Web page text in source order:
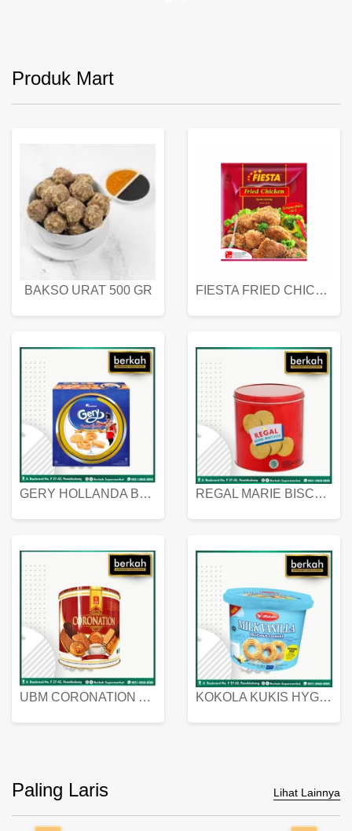
Produk Mart
BAKSO URAT 500 GR FIESTA FRIED CHICKEN 500 GR
GERY HOLLANDA BUTTER COOKIES 450 GRAM REGAL MARIE BISCUIT KALENG 550 GRAM
UBM CORONATION ASSORTED BISKUIT KALENG 450 GRAM KOKOLA KUKIS HYGIENIC MILK VANILLA PACK 320 GR
Paling Laris Lihat Lainnya